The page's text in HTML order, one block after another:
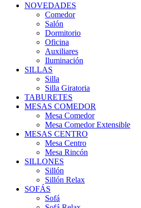
NOVEDADES
Comedor
Salón
Dormitorio
Oficina
Auxiliares
Iluminación
SILLAS
Silla
Silla Giratoria
TABURETES
MESAS COMEDOR
Mesa Comedor
Mesa Comedor Extensible
MESAS CENTRO
Mesa Centro
Mesa Rincón
SILLONES
Sillón
Sillón Relax
SOFÁS
Sofá